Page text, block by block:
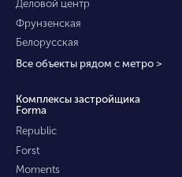
Деловой центр
Фрунзенская
Белорусская
Все объекты рядом с метро >
Комплексы застройщика
Forma
Republic
Forst
Moments